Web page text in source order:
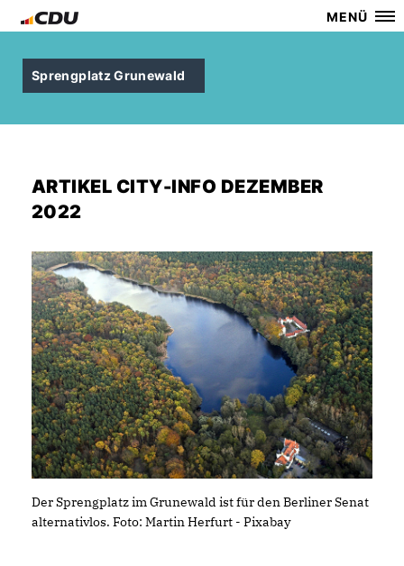
MENÜ
Sprengplatz Grunewald
ARTIKEL CITY-INFO DEZEMBER
2022
Der Sprengplatz im Grunewald ist für den Berliner Senat
alternativlos. Foto: Martin Herfurt - Pixabay